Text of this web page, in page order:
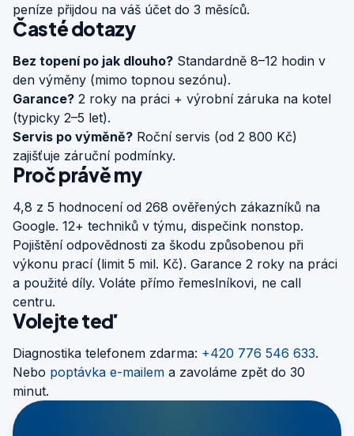
peníze přijdou na váš účet do 3 měsíců.
Časté dotazy
Bez topení po jak dlouho? Standardně 8–12 hodin v
den výměny (mimo topnou sezónu).
Garance? 2 roky na práci + výrobní záruka na kotel
(typicky 2–5 let).
Servis po výměně? Roční servis (od 2 800 Kč)
zajišťuje záruční podmínky.
Proč právě my
4,8 z 5 hodnocení od 268 ověřených zákazníků na
Google. 12+ techniků v týmu, dispečink nonstop.
Pojištění odpovědnosti za škodu způsobenou při
výkonu prací (limit 5 mil. Kč). Garance 2 roky na práci
a použité díly. Voláte přímo řemeslníkovi, ne call
centru.
Volejte teď
Diagnostika telefonem zdarma: +420 776 546 633.
Nebo poptávka e-mailem a zavoláme zpět do 30
minut.